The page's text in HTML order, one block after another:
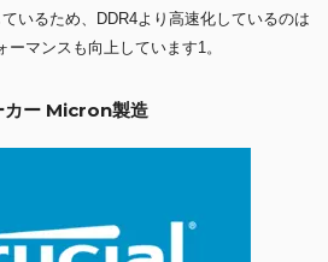
いるため、DDR4より高速化しているのは
マンスも向上しています1。
カー Micron製造